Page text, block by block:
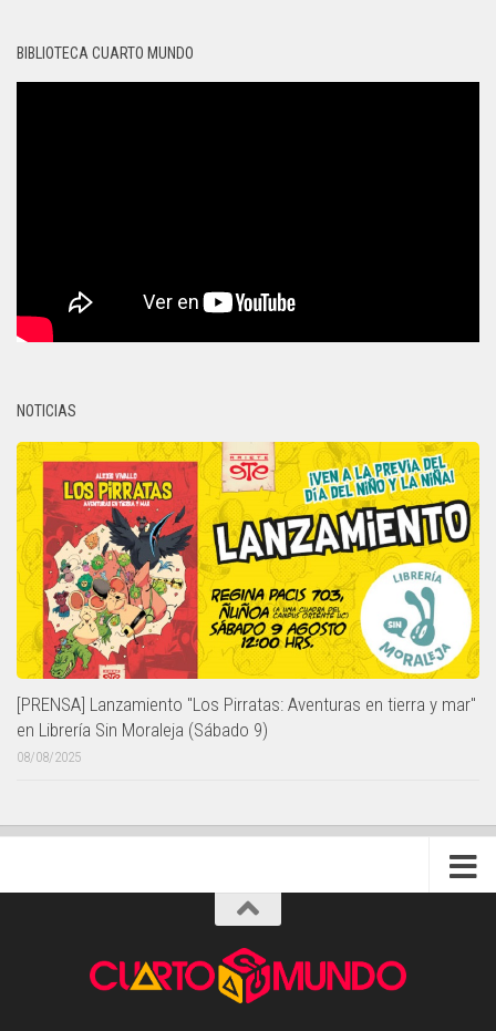
BIBLIOTECA CUARTO MUNDO
NOTICIAS
[PRENSA] Lanzamiento "Los Pirratas: Aventuras en tierra y mar"
en Librería Sin Moraleja (Sábado 9)
08/08/2025